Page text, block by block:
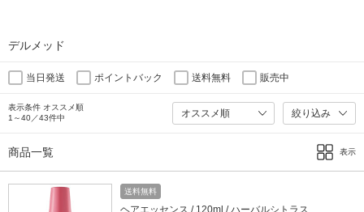
デルメッド
当日発送 ポイントバック 送料無料 販売中
表示条件 オススメ順
1～40／43件中
絞り込み
商品一覧 表示
送料無料
ヘアエッセンス / 120ml / ハーバルシトラス